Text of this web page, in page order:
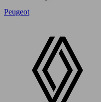
Peugeot